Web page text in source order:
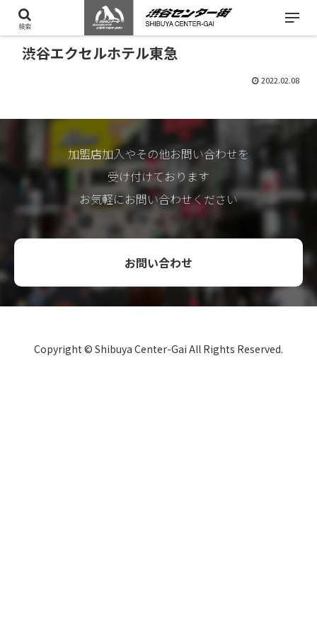
渋谷エクセルホテル東急
2022.02.08
加盟店加入やその他お問い合わせを
受け付けております
お気軽にお問い合わせください
お問い合わせ
Copyright © Shibuya Center-Gai All Rights Reserved.
検索